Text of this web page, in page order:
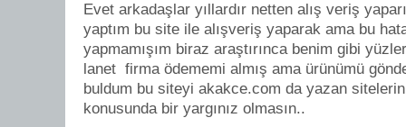
Evet arkadaşlar yıllardır netten alış veriş
yaptım bu site ile alışveriş yaparak ama bu
yapmamışım biraz araştırınca benim gibi
lanet firma ödememi almış ama ürünümü
buldum bu siteyi akakce.com da yazan
konusunda bir yargınız olmasın..